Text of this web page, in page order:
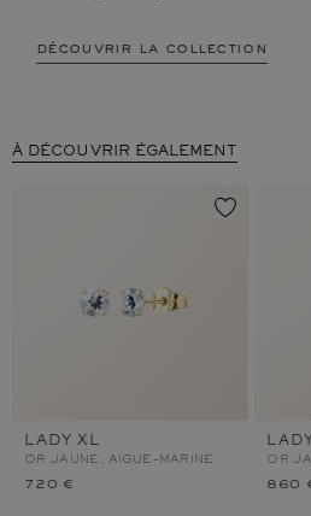
découvrir la collection
À DÉCOUVRIR ÉGALEMENT
LADY XL
OR JAUNE, AIGUE-MARINE
720 €
OR
860